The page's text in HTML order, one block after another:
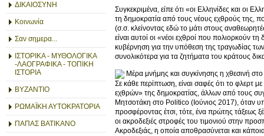
ΔΙΚΑΙΟΣΥΝΗ
Κοινωνία
Σαν σημερα...
ΙΣΤΟΡΙΚΑ - ΜΥΘΟΛΟΓΙΚΑ
-ΛΑΟΓΡΑΦΙΚΑ - ΤΟΠΙΚΗ
ΙΣΤΟΡΙΑ
ΒΥΖΑΝΤΙΟ
ΡΩΜΑΪΚΗ ΑΥΤΟΚΡΑΤΟΡΙΑ
ΠΑΠΑΣ ΒΑΤΙΚΑΝΟ
Συγκεκριμένα, είπε ότι «οι Ελληνίδες και οι
τη δημοκρατία από τους νέους εχθρούς της,
(σ.σ. κλείνοντας εδώ το μάτι στους
είναι αυτοί οι «νέοι εχθροί που πολιορκούν
κυβέρνηση για την υπόθεση της τραγωδίας
συνολικότερα για τα ζητήματα του κράτους
Μέρα μνήμης και συγκίνησης η χθεσινή
Σε κάθε περίπτωση, είναι σαφές ότι το φλερτ
εχθρών» της δημοκρατίας, άλλων από τους
Μητσοτάκη στο Politico (Ιούνιος 2017), όταν
προσφέροντας έτσι, τότε, ένα πρώτης τάξεως
οι ακροδεξιές στροφές του τιμονιού στην
Ακροδεξιάς, η οποία αποθρασύνεται και